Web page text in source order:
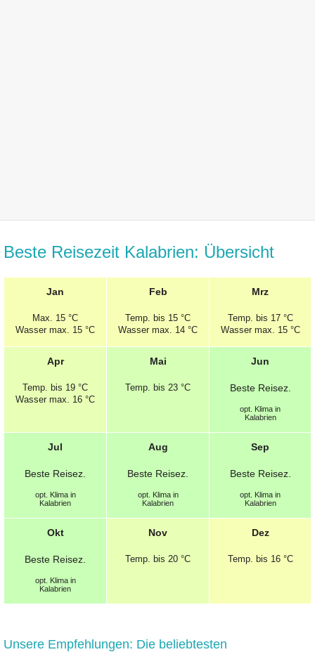
Beste Reisezeit Kalabrien: Übersicht
Jan
Max.
15 °C
Wasser max. 15 °C
Feb
Temp. bis 15 °C
Wasser max. 14 °C
Mrz
Temp. bis 17 °C
Wasser max. 15 °C
Apr
Temp. bis 19 °C
Wasser max. 16 °C
Mai
Temp. bis 23 °C
Jun
Beste Reisez.
opt. Klima in
Kalabrien
Jul
Beste Reisez.
opt. Klima in
Kalabrien
Aug
Beste Reisez.
opt. Klima in
Kalabrien
Sep
Beste Reisez.
opt. Klima in
Kalabrien
Okt
Beste Reisez.
opt. Klima in
Kalabrien
Nov
Temp. bis 20 °C
Dez
Temp. bis 16 °C
Unsere Empfehlungen: Die beliebtesten